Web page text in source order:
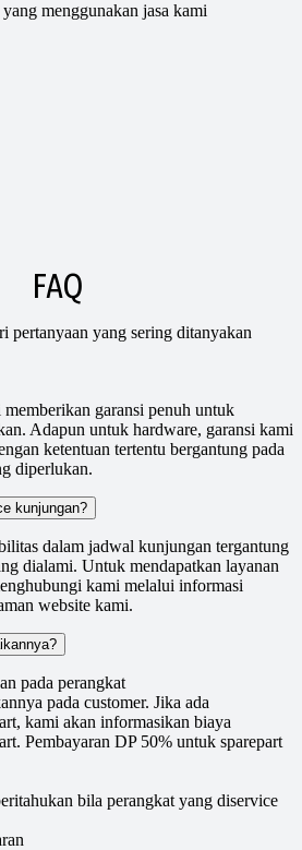
menggunakan jasa kami
FAQ
pertanyaan yang sering ditanyakan
garansi penuh untuk
Adapun untuk hardware, garansi kami
ketentuan tertentu bergantung pada
diperlukan.
kunjungan?
dalam jadwal kunjungan tergantung
dialami. Untuk mendapatkan layanan
kami melalui informasi
website kami.
pada perangkat
pada customer. Jika ada
kami akan informasikan biaya
Pembayaran DP 50% untuk sparepart
bila perangkat yang diservice